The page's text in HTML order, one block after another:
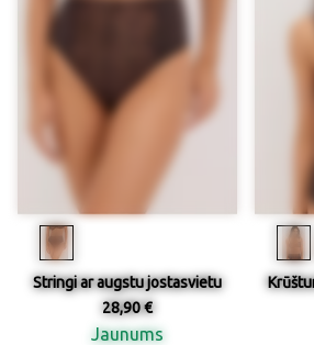
Stringi ar augstu jostasvietu
28,90 €
Jaunums